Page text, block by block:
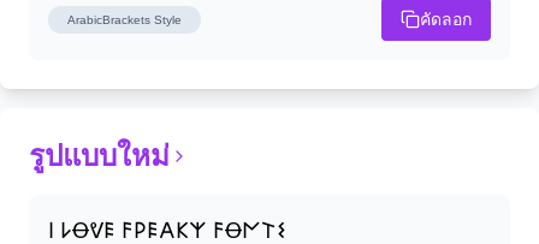
ArabicBrackets Style คัดลอก
รูปแบบใหม่
𐌉 𐌋Ꝋᕓ𐌄 𐌅𐌓𐌄𐌀𐌊𐌙 𐌅Ꝋ𐌍𐌕𐌔